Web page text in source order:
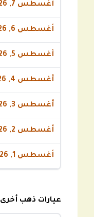
أغسطس 7, 2026
أغسطس 6, 2026
أغسطس 5, 2026
أغسطس 4, 2026
أغسطس 3, 2026
أغسطس 2, 2026
أغسطس 1, 2026
عيارات ذهب أخرى